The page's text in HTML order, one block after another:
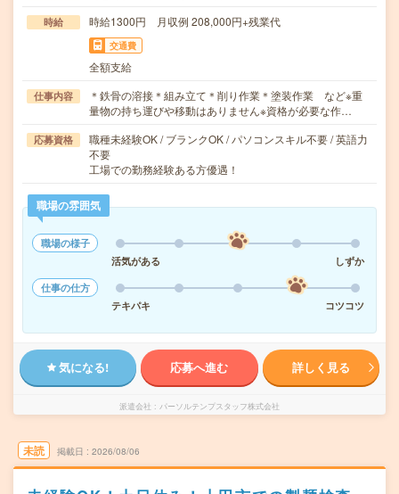
時給 時給1300円 月収例 208,000円+残業代
交通費
全額支給
仕事内容
＊鉄骨の溶接＊組み立て＊削り作業＊塗装作業 など※重
量物の持ち運びや移動はありません※資格が必要な作…
応募資格
職種未経験OK / ブランクOK / パソコンスキル不要 / 英語力
不要
工場での勤務経験ある方優遇！
職場の雰囲気
職場の様子
活気がある
しずか
仕事の仕方
テキパキ
コツコツ
気になる! 応募へ進む 詳しく見る
派遣会社 パーソルテンプスタッフ株式会社
未読 掲載日 2026/08/06